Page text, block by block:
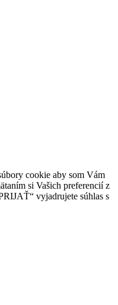
cookie aby som Vám
si Vašich preferencií z
vyjadrujete súhlas s